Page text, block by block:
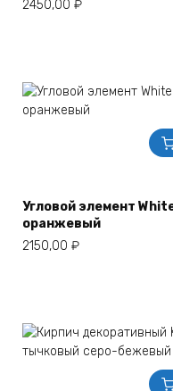
2450,00 ₽
Угловой элемент
оранжевый
2150,00 ₽